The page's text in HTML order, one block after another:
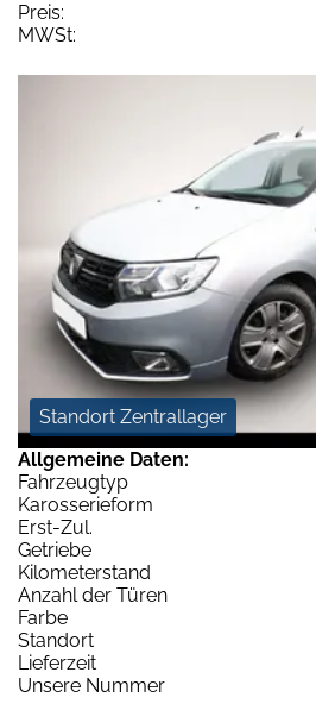
Preis:
MWSt:
Standort Zentrallager
Allgemeine Daten:
Fahrzeugtyp
Karosserieform
Erst-Zul.
Getriebe
Kilometerstand
Anzahl der Türen
Farbe
Standort
Lieferzeit
Unsere Nummer